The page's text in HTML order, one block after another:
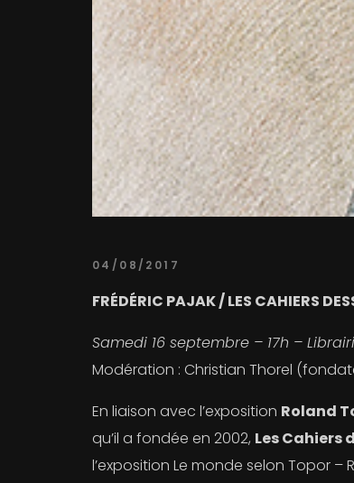
04/08/2017
FRÉDÉRIC PAJAK / LES CAHIERS
Samedi 16 septembre – 17h –
Modération : Christian Thorel
En liaison avec l’exposition Roland
qu’il a fondée en 2002, Les Cahiers
l’exposition Le monde selon Topor –